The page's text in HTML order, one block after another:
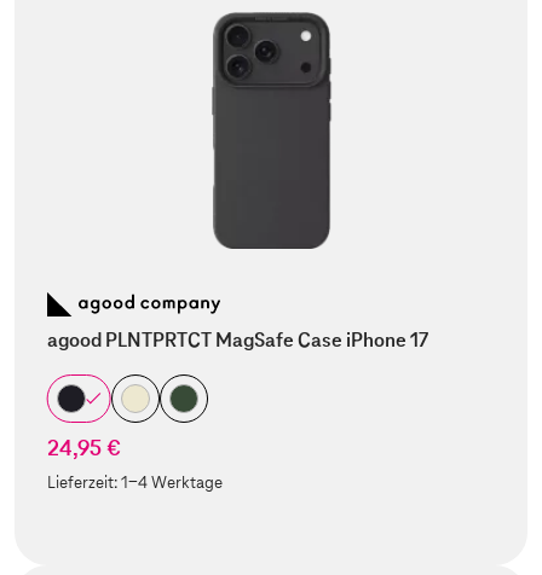
agood PLNTPRTCT MagSafe Case iPhone 17
24,95 €
Lieferzeit:1-4 Werktage